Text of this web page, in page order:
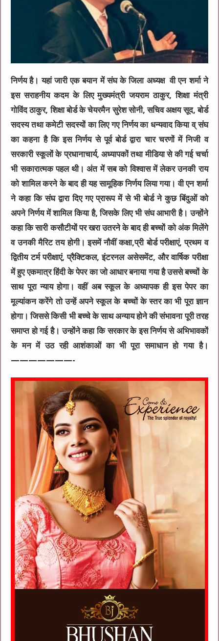
निर्णय है। यहां जारी एक बयान में संघ के जिला अध्यक्ष वी एन शर्मा ने
इस सराहनीय कदम के लिए मुख्यमंत्री जयराम ठाकुर, शिक्षा मंत्री
गोविंद ठाकुर, शिक्षा बोर्ड के चेयरमैन सुरेश सोनी, सचिव अक्षय सूद, बोर्ड
सदस्य तथा कमेटी सदस्यों का लिए गए निर्णय का धन्यवाद किया व् संघ
का कहना है कि इस निर्णय से पूर्व बोर्ड द्वारा चार चरणों में निजी व
सरकारी स्कूलों के प्रधानाचार्य, अध्यापकों तथा मीडिया से की गई चर्चा
भी सकारात्मक पहल थी। अंत में सब को विश्वास में लेकर उनकी राय
को शामिल करने के बाद ही यह सामूहिक निर्णय लिया गया। वी एन शर्मा
ने कहा कि संघ द्वारा दिए गए प्रारूप में से भी बोर्ड ने कुछ बिंदुओं को
अपने निर्णय में शामिल किया है, जिसके लिए भी संघ आभारी है। उन्होंने
कहा कि सारी कसौटीयों पर खरा उतरने के बाद ही बच्चों को अंक मिलेंगे
व उनकी मैरिट तय होगी। इसमें नौवीं कक्षा,प्री बोर्ड परीक्षाएं, प्रथम व
द्वितीय टर्म परीक्षाएं, प्रैक्टिकल, इंटरनल असेसमेंट, और वार्षिक परीक्षा
में हुए एकमात्र हिंदी के पेपर का जो आधार बनाया गया है उससे बच्चों के
साथ पूरा न्याय होगा। वहीं अब स्कूल के अध्यापक ही इस पेपर का
मूल्यांकन करेंगे तो उन्हें अपने स्कूल के बच्चों के स्तर का भी पूरा ज्ञान
होगा। जिससे किसी भी बच्चे के साथ अन्याय होने की संभावना पूरी तरह
समाप्त हो गई है। उन्होंने कहा कि सरकार के इस निर्णय से अभिभावकों
के मन में उठ रही आशंकाओं का भी पूरा समाधान हो गया है।
———————-